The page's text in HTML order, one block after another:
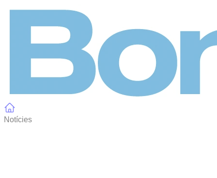
Notícies